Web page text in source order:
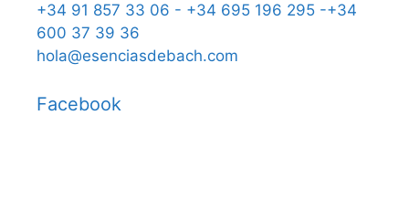
+34 91 857 33 06 - +34 695 196 295 -+34
600 37 39 36
hola@esenciasdebach.com
Facebook